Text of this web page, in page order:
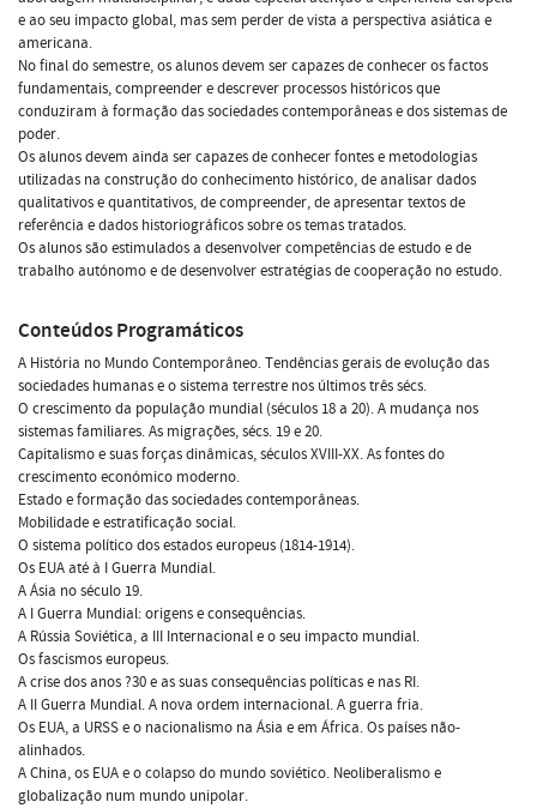
e ao seu impacto global, mas sem perder de vista a perspectiva asiática e
americana.
No final do semestre, os alunos devem ser capazes de conhecer os factos
fundamentais, compreender e descrever processos históricos que
conduziram à formação das sociedades contemporâneas e dos sistemas de
poder.
Os alunos devem ainda ser capazes de conhecer fontes e metodologias
utilizadas na construção do conhecimento histórico, de analisar dados
qualitativos e quantitativos, de compreender, de apresentar textos de
referência e dados historiográficos sobre os temas tratados.
Os alunos são estimulados a desenvolver competências de estudo e de
trabalho autónomo e de desenvolver estratégias de cooperação no estudo.
Conteúdos Programáticos
A História no Mundo Contemporâneo. Tendências gerais de evolução das
sociedades humanas e o sistema terrestre nos últimos três sécs.
O crescimento da população mundial (séculos 18 a 20). A mudança nos
sistemas familiares. As migrações, sécs. 19 e 20.
Capitalismo e suas forças dinâmicas, séculos XVIII-XX. As fontes do
crescimento económico moderno.
Estado e formação das sociedades contemporâneas.
Mobilidade e estratificação social.
O sistema político dos estados europeus (1814-1914).
Os EUA até à I Guerra Mundial.
A Ásia no século 19.
A I Guerra Mundial: origens e consequências.
A Rússia Soviética, a III Internacional e o seu impacto mundial.
Os fascismos europeus.
A crise dos anos ?30 e as suas consequências políticas e nas RI.
A II Guerra Mundial. A nova ordem internacional. A guerra fria.
Os EUA, a URSS e o nacionalismo na Ásia e em África. Os países não-
alinhados.
A China, os EUA e o colapso do mundo soviético. Neoliberalismo e
globalização num mundo unipolar.